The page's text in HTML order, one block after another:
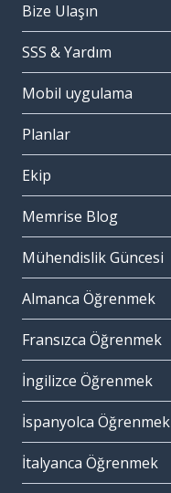
Bize Ulaşın
SSS & Yardım
Mobil uygulama
Planlar
Ekip
Memrise Blog
Mühendislik Güncesi
Almanca Öğrenmek
Fransızca Öğrenmek
İngilizce Öğrenmek
İspanyolca Öğrenmek
İtalyanca Öğrenmek